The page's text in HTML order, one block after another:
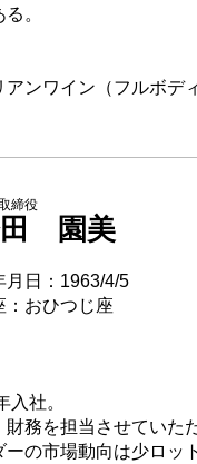
。
アンワイン（フルボデ
締役
園美
月日：1963/4/5
：おひつじ座
社。
財務を担当させていた
ーの市場動向は少ロッ